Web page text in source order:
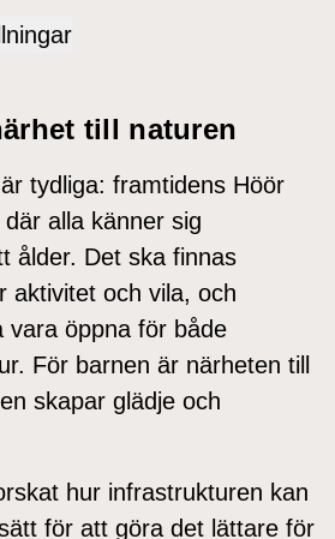
till naturen
tydliga: framtidens Höör
alla känner sig
ålder. Det ska finnas
aktivitet och vila, och
vara öppna för både
För barnen är närheten till
skapar glädje och
hur infrastrukturen kan
för att göra det lättare för